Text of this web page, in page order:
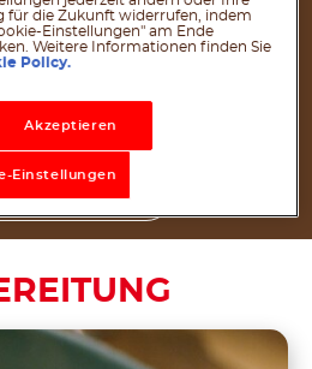
köstliche Rezept
®pro Person aus!
PDF
die Zukunft widerrufen, indem
Einstellungen" am Ende
Weitere Informationen finden Sie
Policy.
Akzeptieren
Einstellungen